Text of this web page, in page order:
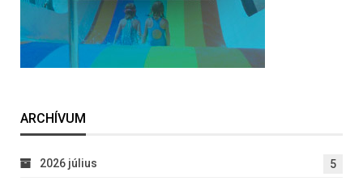
ARCHÍVUM
2026 július 5